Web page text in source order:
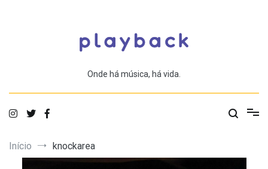
Onde há música, há vida.
Início knockarea